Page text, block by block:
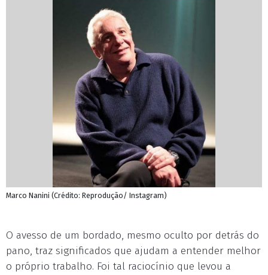
Marco Nanini (Crédito: Reprodução/ Instagram)
O avesso de um bordado, mesmo oculto por detrás do
pano, traz significados que ajudam a entender melhor
o próprio trabalho. Foi tal raciocínio que levou a